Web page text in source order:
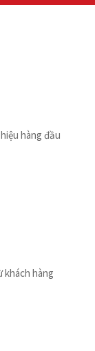
hàng đầu
khách hàng